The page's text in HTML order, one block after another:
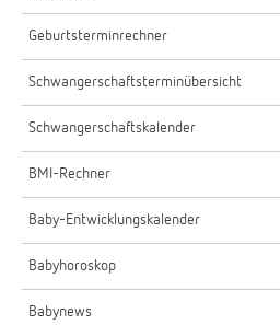
Geburtsterminrechner
Schwangerschaftsterminübersicht
Schwangerschaftskalender
BMI-Rechner
Baby-Entwicklungskalender
Babyhoroskop
Babynews